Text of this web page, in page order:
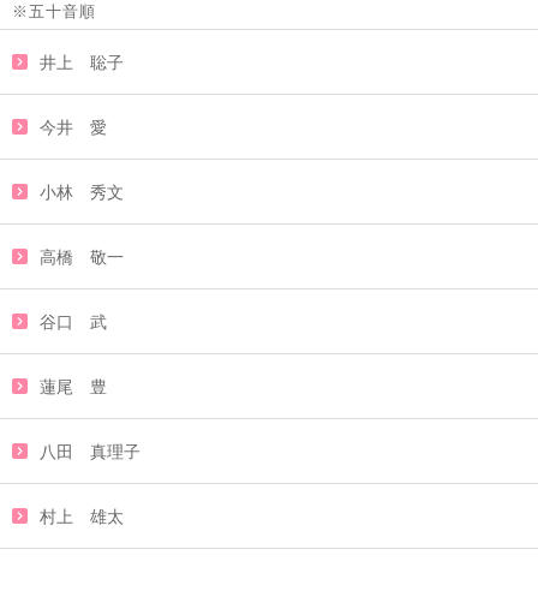
※五十音順
井上 聡子
今井 愛
小林 秀文
高橋 敬一
谷口 武
蓮尾 豊
八田 真理子
村上 雄太